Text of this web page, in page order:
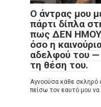
Ο άντρας μου
πάρτι δίπλα
πως ΔΕΝ
όσο η
αδελφού του —
τη θέση του.
Αγνοούσα κάθε σκληρό
πείσω τον εαυτό μου να